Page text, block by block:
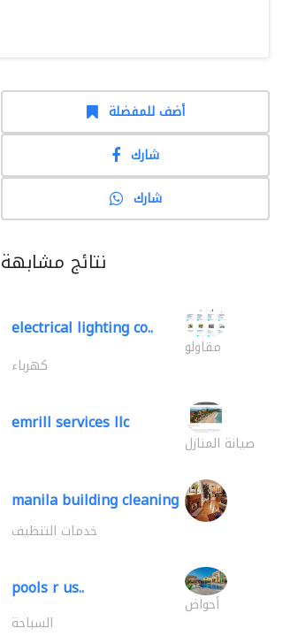
أضف للمفضلة
شارك
شارك
نتائج مشابهة
electrical lighting co..
مقاولو
كهرباء
emrill services llc
صيانة المنازل
manila building cleaning
خدمات التنظيف
pools r us..
أحواض
السباحة